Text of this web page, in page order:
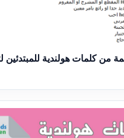
70 كلمة من كلمات هولندية للمبتدئين